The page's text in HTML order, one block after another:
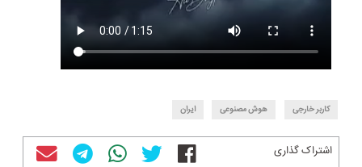
کاربر خارجی هوش مصنوعی ایران
اشتراک گذاری